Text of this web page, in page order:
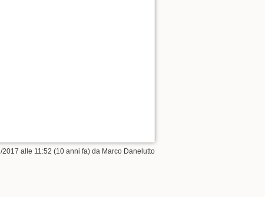
2017 alle 11:52 (10 anni fa) da Marco Danelutto